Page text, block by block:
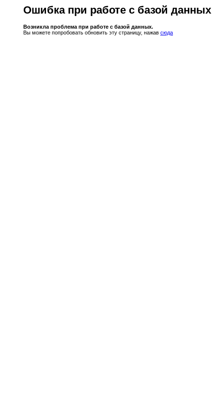
Ошибка при работе с базой данных
Возникла проблема при работе с базой данных.
Вы можете попробовать обновить эту страницу, нажав сюда